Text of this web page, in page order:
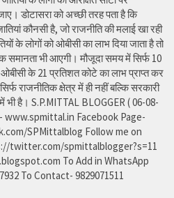
डोटासरा को अच्छी तरह पता है कि
कौनसी है, जो राजनीति की मलाई खा रही
के लोगों को ओबीसी का लाभ दिया जाता है तो
समानता भी आएगी। मौजूदा समय में सिर्फ 10
ओबीसी के 21 प्रतिशत कोटे का लाभ प्राप्त कर
राजनीतिक क्षेत्र में ही नहीं बल्कि सरकारी
भी है। S.P.MITTAL BLOGGER ( 06-08-
www.spmittal.in Facebook Page-
SPMittalblog Follow me on
twitter.com/spmittalblogger?s=11
To Add in WhatsApp
To Contact- 9829071511